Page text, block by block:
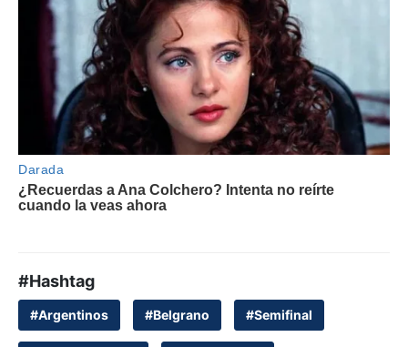
#Hashtag
#Argentinos #Belgrano #Semifinal